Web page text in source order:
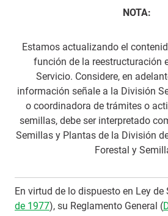
NOTA:
Estamos actualizando el
función de la reestructuración
Servicio. Considere, en
información señale a la División
o coordinadora de trámites o
semillas, debe ser interpretado
Semillas y Plantas de la División
Forestal y
En virtud de lo dispuesto en Ley de
de 1977), su Reglamento General (